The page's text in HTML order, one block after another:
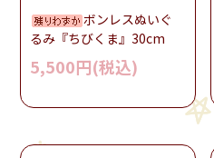
ボンレスぬいぐ
るみ『ちびくま』30cm
5,500円(税込)